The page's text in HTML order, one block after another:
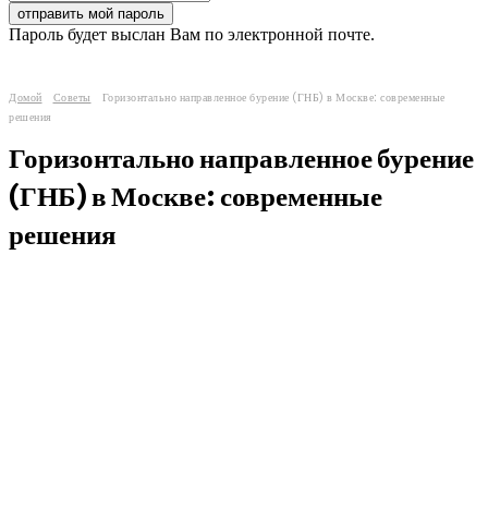
Пароль будет выслан Вам по электронной почте.
Домой Советы
Горизонтально направленное бурение (ГНБ) в Москве: современные
решения
Горизонтально направленное бурение
(ГНБ) в Москве: современные
решения